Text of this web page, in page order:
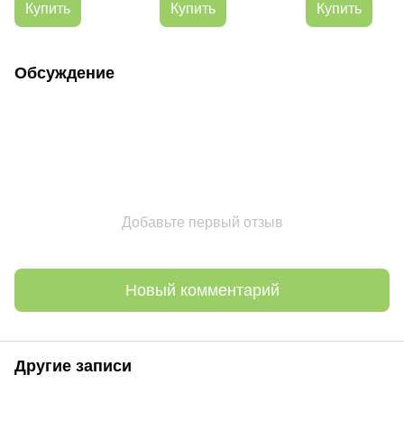
Купить Купить Купить
Обсуждение
Добавьте первый отзыв
Новый комментарий
Другие записи